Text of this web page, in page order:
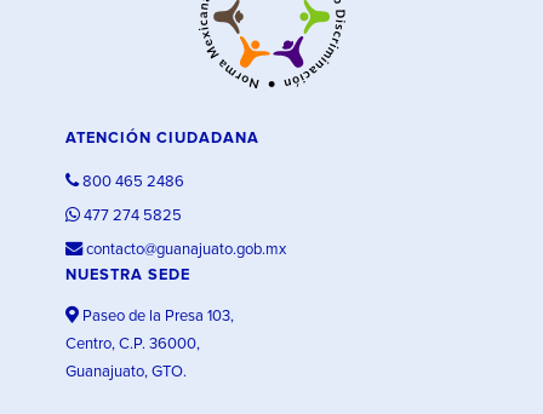
ATENCIÓN CIUDADANA
800 465 2486
477 274 5825
contacto@guanajuato.gob.mx
NUESTRA SEDE
Paseo de la Presa 103,
Centro, C.P. 36000,
Guanajuato, GTO.